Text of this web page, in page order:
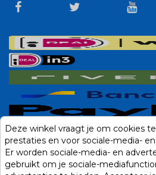
Deze winkel vraagt je om cookies
prestaties en voor sociale-media-
Er worden sociale-media- en
gebruikt om je sociale-